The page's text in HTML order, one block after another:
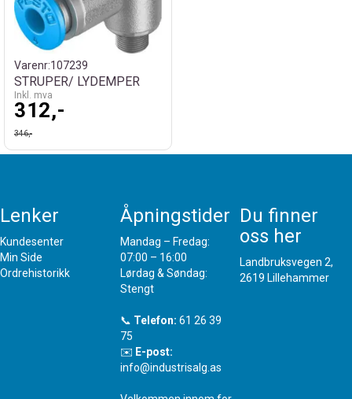
Varenr:107239
STRUPER/ LYDEMPER
Inkl. mva
312,-
346,-
Lenker
Kundesenter
Min Side
Ordrehistorikk
Åpningstider
Mandag – Fredag:
07:00 – 16:00
Lørdag & Søndag:
Stengt
📞 Telefon: 61 26 39
75
✉️ E-post:
info@industrisalg.as
Du finner
oss her
Landbruksvegen 2,
2619 Lillehammer